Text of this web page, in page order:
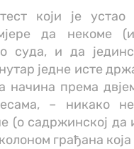
који је
да некоме
суда, и да
једне исте
начина према
– никако
(о садржинској да
грађана